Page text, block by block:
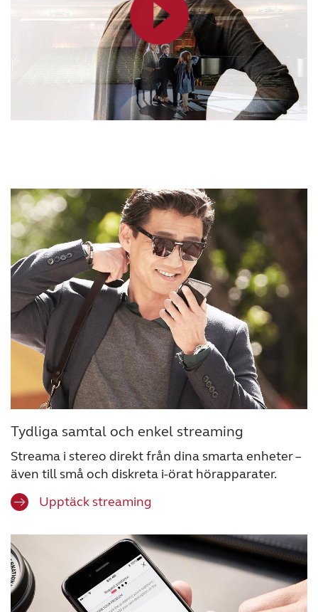
Tydliga samtal och enkel streaming
Streama i stereo direkt från dina smarta enheter –
även till små och diskreta i-örat hörapparater.
Upptäck streaming